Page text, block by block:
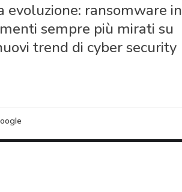
evoluzione: ransomware in
sempre più mirati su
trend di cyber security